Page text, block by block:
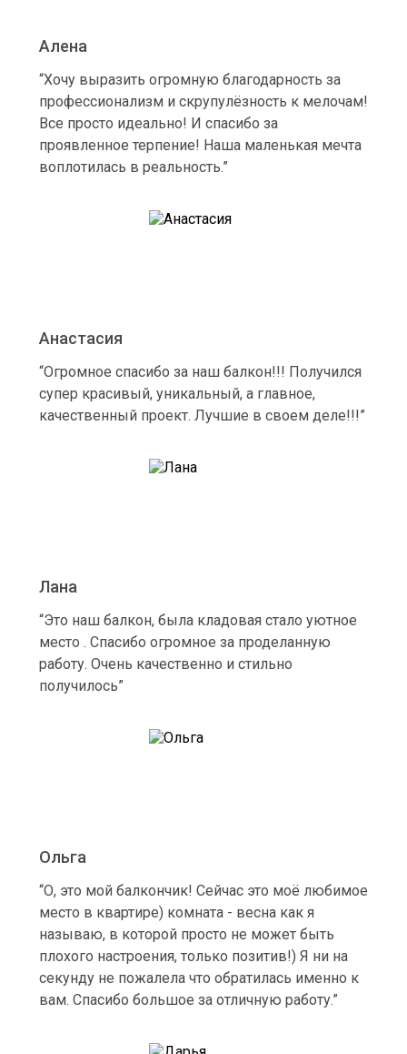
Алена
“Хочу выразить огромную благодарность за
профессионализм и скрупулёзность к мелочам!
Все просто идеально! И спасибо за
проявленное терпение! Наша маленькая мечта
воплотилась в реальность.”
Анастасия
“Огромное спасибо за наш балкон!!! Получился
супер красивый, уникальный, а главное,
качественный проект. Лучшие в своем деле!!!”
Лана
“Это наш балкон, была кладовая стало уютное
место . Спасибо огромное за проделанную
работу. Очень качественно и стильно
получилось”
Ольга
“О, это мой балкончик! Сейчас это моё любимое
место в квартире) комната - весна как я
называю, в которой просто не может быть
плохого настроения, только позитив!) Я ни на
секунду не пожалела что обратилась именно к
вам. Спасибо большое за отличную работу.”